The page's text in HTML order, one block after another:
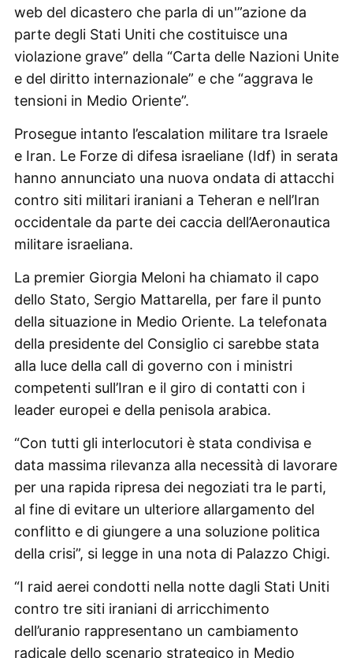
web del dicastero che parla di un'”azione da
parte degli Stati Uniti che costituisce una
violazione grave” della “Carta delle Nazioni Unite
e del diritto internazionale” e che “aggrava le
tensioni in Medio Oriente”.
Prosegue intanto l’escalation militare tra Israele
e Iran. Le Forze di difesa israeliane (Idf) in serata
hanno annunciato una nuova ondata di attacchi
contro siti militari iraniani a Teheran e nell’Iran
occidentale da parte dei caccia dell’Aeronautica
militare israeliana.
La premier Giorgia Meloni ha chiamato il capo
dello Stato, Sergio Mattarella, per fare il punto
della situazione in Medio Oriente. La telefonata
della presidente del Consiglio ci sarebbe stata
alla luce della call di governo con i ministri
competenti sull’Iran e il giro di contatti con i
leader europei e della penisola arabica.
“Con tutti gli interlocutori è stata condivisa e
data massima rilevanza alla necessità di lavorare
per una rapida ripresa dei negoziati tra le parti,
al fine di evitare un ulteriore allargamento del
conflitto e di giungere a una soluzione politica
della crisi”, si legge in una nota di Palazzo Chigi.
“I raid aerei condotti nella notte dagli Stati Uniti
contro tre siti iraniani di arricchimento
dell’uranio rappresentano un cambiamento
radicale dello scenario strategico in Medio